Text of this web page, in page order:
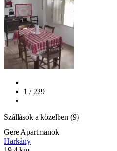
1 / 229
Szállások a közelben (9)
Gere Apartmanok
Harkány